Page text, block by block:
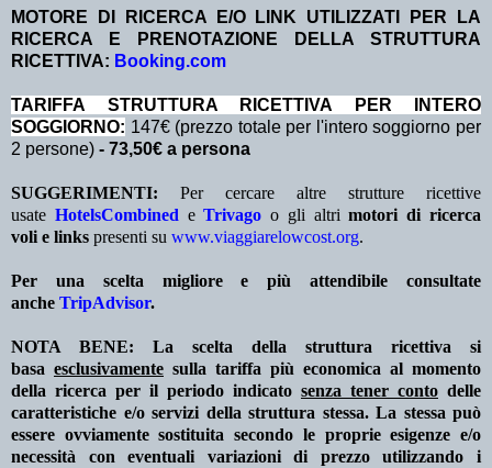
MOTORE DI RICERCA E/O LINK UTILIZZATI PER LA
RICERCA E PRENOTAZIONE DELLA STRUTTURA
RICETTIVA: Booking.com
TA RIFFA STRUTTURA RICETTIVA PER INTERO
SOGGIORNO: 147€ (prezzo totale per l'intero soggiorno per
2 persone) - 73,50€ a persona
SUGGERIMENTI: Per cercare altre strutture ricettive
usate HotelsCombined eTrivago o gli altrimotori di ricerca
voli e links presenti su www.viaggiarelowcost.org.
Per una scelta migliore e più attendibile consultate
anche TripAdvisor.
NOTA BENE: La scelta della struttura ricettiva si
basa esclusivamente sulla tariffa più economica al momento
della ricerca per il periodo indicato senza tener conto delle
caratteristiche e/o servizi della struttura stessa. La stessa può
essere ovviamente sostituita secondo le proprie esigenze e/o
necessità con eventuali variazioni di prezzo utilizzando i